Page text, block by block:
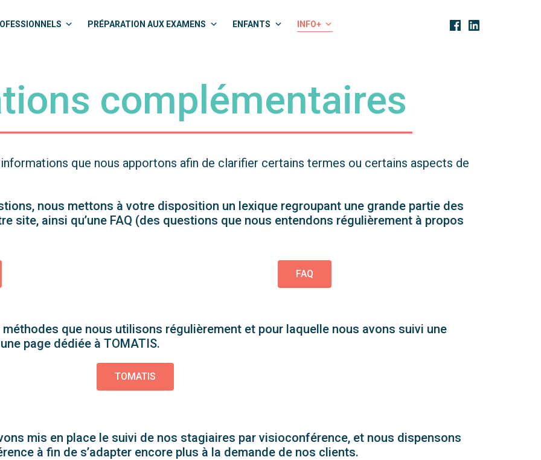
PRÉPARATION AUX EXAMENS ENFANTS INFO+
complémentaires
que nous apportons afin de clarifier certains termes ou certains aspects de
nous mettons à votre disposition un lexique regroupant une grande partie des
site, ainsi qu’une FAQ (des questions que nous entendons régulièrement à propos
FAQ
que nous utilisons régulièrement et pour laquelle nous avons suivi une
page dédiée à TOMATIS.
TOMATIS
mis en place le suivi de nos stagiaires par visioconférence, et nous dispensons
à fin de s’adapter encore plus à la demande de nos clients.